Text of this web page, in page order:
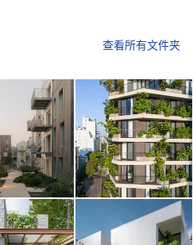
查看所有文件夹